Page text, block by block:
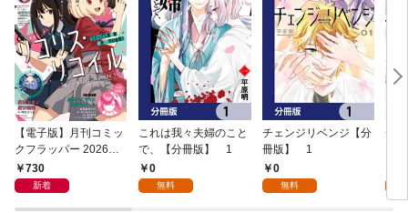
【電子版】月刊コミッ
クフラッパー 2026年9
月号730
新着
これは我々夫婦のこと
で、【分冊版】 1
0
無料
チェンジリベンジ【分
冊版】 1
0
無料
チ